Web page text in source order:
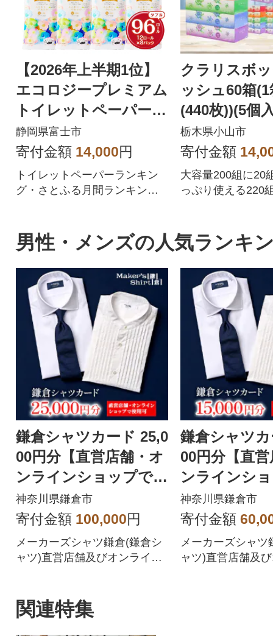
【2026年上半期1位】
エコロジープレミアム
トイレットペーパー
ダブル 96ロール 日用
品 人気
静岡県富士市
寄付金額 14,000円
トイレットペーパーランキン
グ・さとふる月間ランキング1
を追求した上質なトイレット
ペーパーです。
クラリスボ
ッシュ60箱
(440枚))(5個
ット)
栃木県小山市
寄付金額
大容量200組に20
っぷり使える220
男性・メンズの人気ランキ
鎌倉シャツカード 25,0
00円分【直営店舗・オ
ンラインショップで使
用可】
神奈川県鎌倉市
寄付金額 100,000円
メーカーズシャツ鎌倉(鎌倉シ
ャツ)直営店舗及びオンライン
鎌倉シャツ
00円分【直
ンラインシ
用可】
神奈川県鎌倉市
寄付金額
メーカーズシャツ
ャツ)直営店舗及
関連特集